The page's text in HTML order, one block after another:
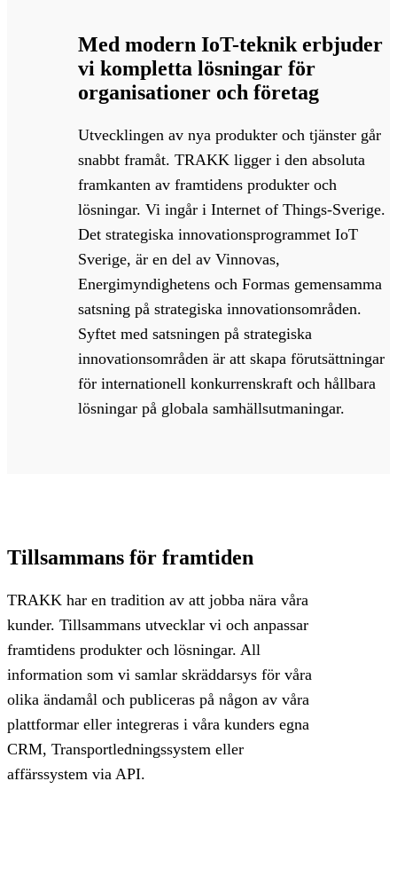
Med modern IoT-teknik erbjuder
vi kompletta lösningar för
organisationer och företag
Utvecklingen av nya produkter och tjänster går
snabbt framåt. TRAKK ligger i den absoluta
framkanten av framtidens produkter och
lösningar. Vi ingår i Internet of Things-Sverige.
Det strategiska innovationsprogrammet IoT
Sverige, är en del av Vinnovas,
Energimyndighetens och Formas gemensamma
satsning på strategiska innovationsområden.
Syftet med satsningen på strategiska
innovationsområden är att skapa förutsättningar
för internationell konkurrenskraft och hållbara
lösningar på globala samhällsutmaningar.
Tillsammans för framtiden
TRAKK har en tradition av att jobba nära våra
kunder. Tillsammans utvecklar vi och anpassar
framtidens produkter och lösningar. All
information som vi samlar skräddarsys för våra
olika ändamål och publiceras på någon av våra
plattformar eller integreras i våra kunders egna
CRM, Transportledningssystem eller
affärssystem via API.